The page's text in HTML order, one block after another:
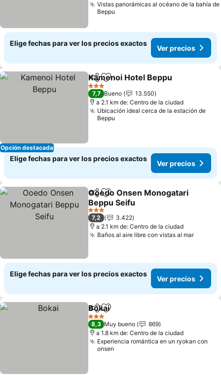
Vistas panorámicas al océano de la bahía de
Beppu
Elige fechas para ver los precios exactos
Ver precios
Opción destacada
CompartirAgregar a favoritos
Kamenoi Hotel Beppu
3 Estrellas
7,7 Bueno
13.550
a 2.1 km de: Centro de la ciudad
Ubicación ideal cerca de la estación de
Beppu
Elige fechas para ver los precios exactos
Ver precios
CompartirAgregar a favoritos
Ooedo Onsen Monogatari
Beppu Seifu
3 Estrellas
7,2
3.422
a 2.1 km de: Centro de la ciudad
Baños al aire libre con vistas al mar
Elige fechas para ver los precios exactos
Ver precios
CompartirAgregar a favoritos
Bokai
3 Estrellas
8,3 Muy bueno
869
a 1.8 km de: Centro de la ciudad
Experiencia romántica en un ryokan con
onsen